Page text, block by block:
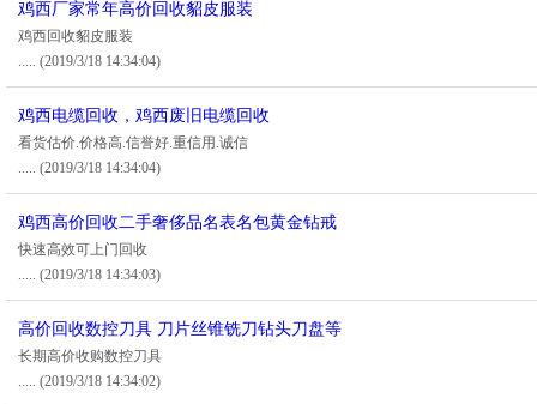
鸡西厂家常年高价回收貂皮服装
鸡西回收貂皮服装
..... (2019/3/18 14:34:04)
鸡西电缆回收，鸡西废旧电缆回收
看货估价.价格高.信誉好.重信用.诚信
..... (2019/3/18 14:34:04)
鸡西高价回收二手奢侈品名表名包黄金钻戒
快速高效可上门回收
..... (2019/3/18 14:34:03)
高价回收数控刀具 刀片丝锥铣刀钻头刀盘等
长期高价收购数控刀具
..... (2019/3/18 14:34:02)